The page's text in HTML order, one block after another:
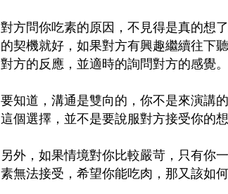
對方問你吃素的原因，不見得是真的想
的契機就好，如果對方有興趣繼續往下
對方的反應，並適時的詢問對方的感覺。
要知道，溝通是雙向的，你不是來演講
這個選擇，並不是要說服對方接受你的想
另外，如果情境對你比較嚴苛，只有你
素無法接受，希望你能吃肉，那又該如